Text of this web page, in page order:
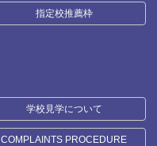
指定校推薦枠
学校見学について
COMPLAINTS PROCEDURE